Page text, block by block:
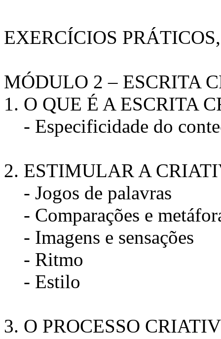
EXERCÍCIOS
MÓDULO 2 – ESCRITA
1. O QUE É A ESCRITA
- Especificidade do
2. ESTIMULAR A
- Jogos de palavras
- Comparações e
- Imagens e sensações
- Ritmo
- Estilo
3. O PROCESSO